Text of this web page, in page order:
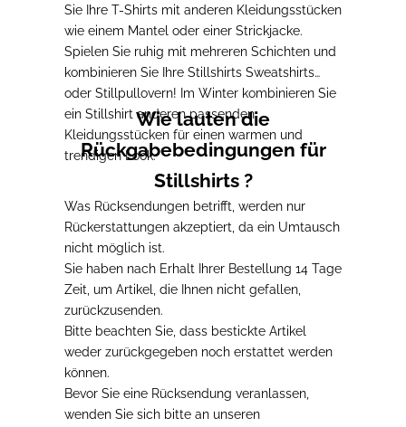
Sie Ihre T-Shirts mit anderen Kleidungsstücken
wie einem Mantel oder einer Strickjacke.
Spielen Sie ruhig mit mehreren Schichten und
kombinieren Sie Ihre Stillshirts Sweatshirts
oder Stillpullovern! Im Winter kombinieren Sie
ein Stillshirt anderen passenden
Kleidungsstücken für einen warmen und
trendigen Look.
Wie lauten die
Rückgabebedingungen für
Stillshirts ?
Was Rücksendungen betrifft, werden nur
Rückerstattungen akzeptiert, da ein Umtausch
nicht möglich ist.
Sie haben nach Erhalt Ihrer Bestellung 14 Tage
Zeit, um Artikel, die Ihnen nicht gefallen,
zurückzusenden.
Bitte beachten Sie, dass bestickte Artikel
weder zurückgegeben noch erstattet werden
können.
Bevor Sie eine Rücksendung veranlassen,
wenden Sie sich bitte an unseren